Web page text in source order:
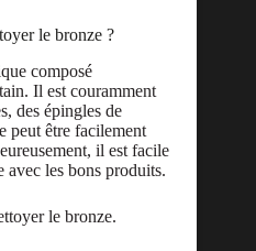
le bronze ?
composé
Il est couramment
des épingles de
peut être facilement
il est facile
avec les bons produits.
le bronze.